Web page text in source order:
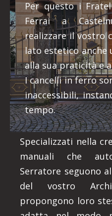
Per questo i
Ferrai a
realizzare il vostro
lato estetico anche
alla sua praticità e
I cancelli in ferro
inaccessibili,
tempo.
Specializzati nella
manuali che
Serratore seguono
del vostro
propongono loro